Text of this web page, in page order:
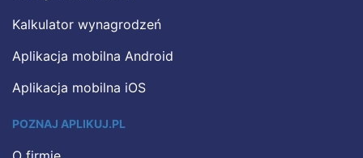
Kalkulator wynagrodzeń
Aplikacja mobilna Android
Aplikacja mobilna iOS
POZNAJ APLIKUJ.PL